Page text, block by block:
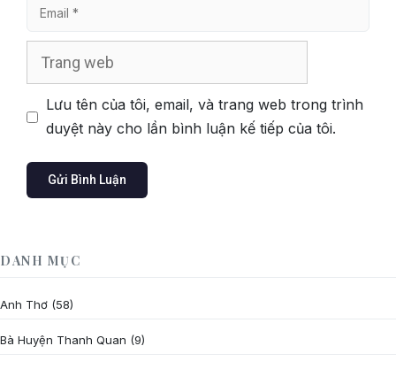
Email
Lưu tên của tôi, email, và trang web trong trình
duyệt này cho lần bình luận kế tiếp của tôi.
DANH MỤC
Anh Thơ (58)
Bà Huyện Thanh Quan (9)